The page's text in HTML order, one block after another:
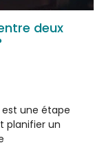
deux
une étape
planifier un